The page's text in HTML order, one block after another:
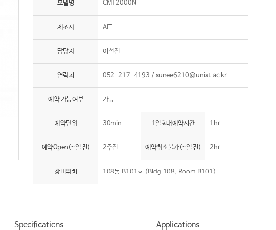
모델명 CMT2000N
제조사 AIT
담당자 이선진
연락처 052-217-4193 / sunee6210@unist.ac.kr
예약 가능여부 가능
예약단위 30min 1일최대예약시간 1hr
예약Open(~일 전) 2주전 예약취소불가(~일 전) 2hr
장비위치 108동 B101호 (Bldg.108, Room B101)
Specifications Applications